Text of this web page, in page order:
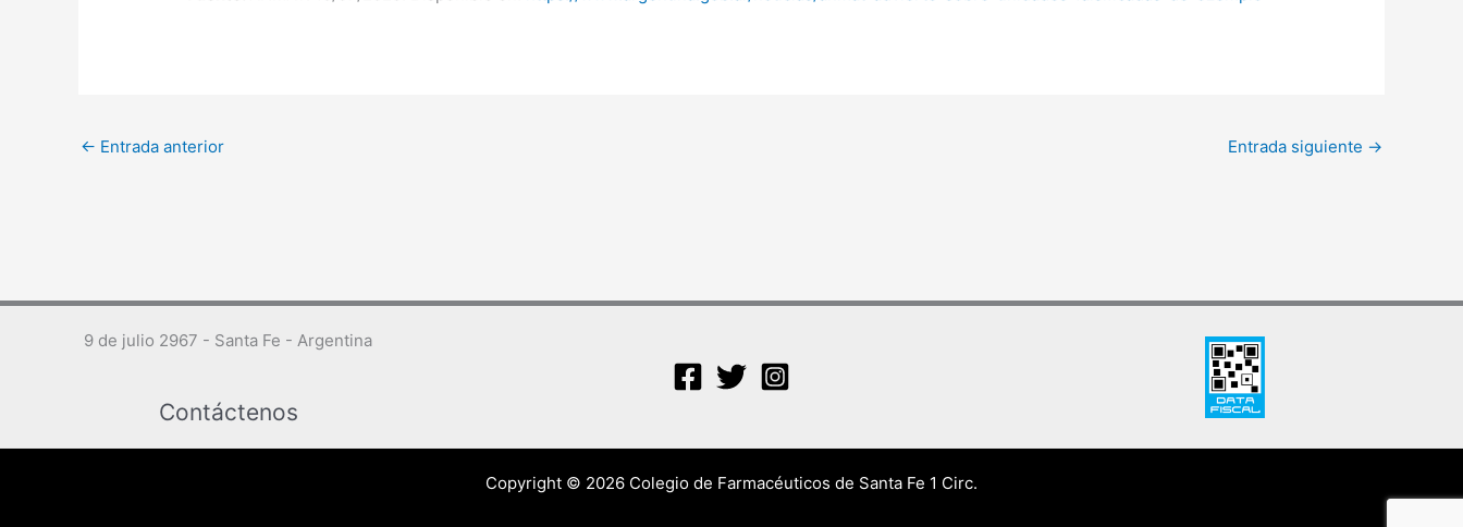
← Entrada anterior Entrada siguiente →
9 de julio 2967 - Santa Fe - Argentina
Contáctenos
Copyright © 2026 Colegio de Farmacéuticos de Santa Fe 1 Circ.